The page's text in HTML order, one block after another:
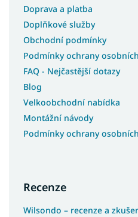
Doprava a platba
Doplňkové služby
Obchodní podmínky
Podmínky ochrany
FAQ - Nejčastější dotazy
Blog
Velkoobchodní nabídka
Montážní návody
Podmínky ochrany
Recenze
Wilsondo – recenze a